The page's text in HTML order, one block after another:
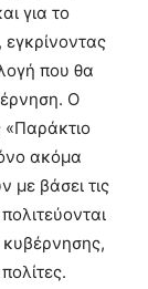
για το
που θα
Ο
«Παράκτιο
ακόμα
με βάσει τις